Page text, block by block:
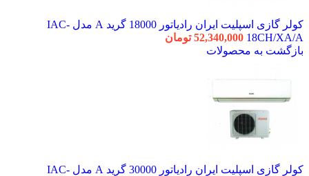
کولر گازی اسپلیت ایران رادیاتور 18000 گرید A مدل IAC-
18CH/XA/A
52,340,000 تومان
بازگشت به محصولات
کولر گازی اسپلیت ایران رادیاتور 30000 گرید A مدل IAC-